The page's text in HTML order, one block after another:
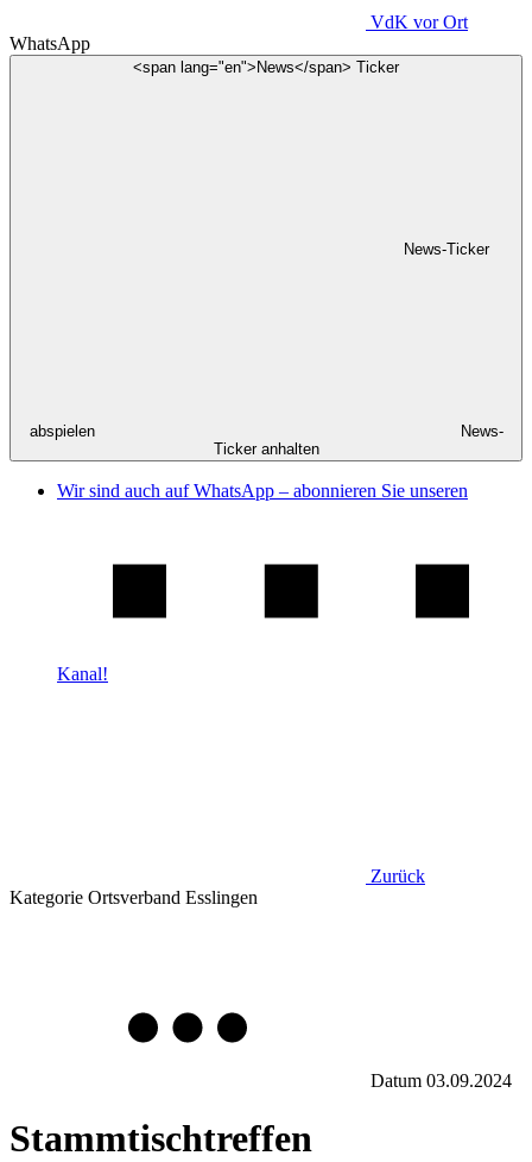
VdK vor Ort
WhatsApp
<span lang="en">News</span> Ticker
News-Ticker
abspielen
News-
Ticker anhalten
Wir sind auch auf WhatsApp – abonnieren Sie unseren
Kanal!
Zurück
Kategorie Ortsverband Esslingen
Datum 03.09.2024
Stammtischtreffen